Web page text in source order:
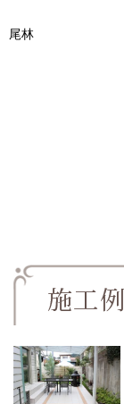
尾林